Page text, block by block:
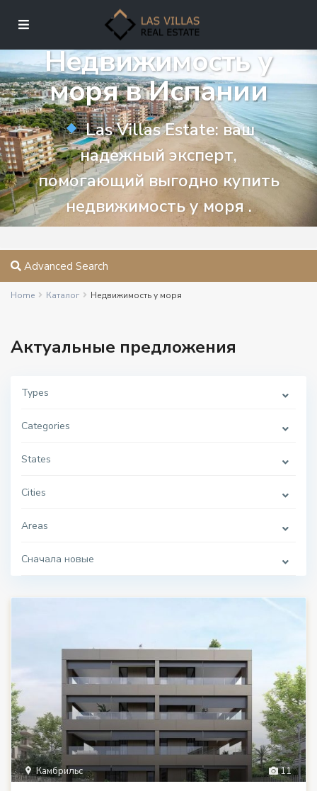
Недвижимость у
моря в Испании
Las Villas Estate: ваш
надежный эксперт,
помогающий выгодно купить
недвижимость у моря .
Advanced Search
Home Каталог Недвижимость у моря
Актуальные предложения
Types
Categories
States
Cities
Areas
Сначала новые
11
Камбрильс